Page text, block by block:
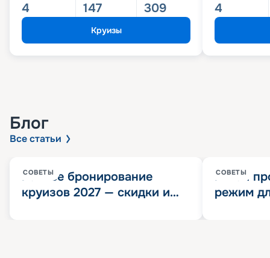
4 147 309
Круизы
4
Блог
Все статьи
СОВЕТЫ
Раннее бронирование
круизов 2027 — скидки и
СОВЕТЫ
Китай
режим